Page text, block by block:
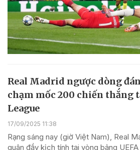
Real Madrid ngược dòng
chạm mốc 200 chiến thắng
League
17/09/2025 11:38
Rạng sáng nay (giờ Việt Nam), Real
quân đầy kịch tính tại vòng bảng